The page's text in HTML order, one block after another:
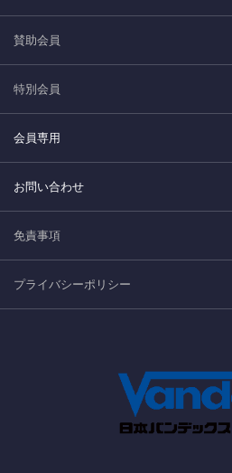
賛助会員
特別会員
会員専用
お問い合わせ
免責事項
プライバシーポリシー